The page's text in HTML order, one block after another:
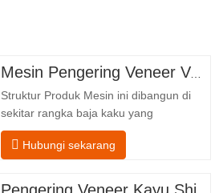
Struktur Produk Mesin ini dibangun di
sekitar rangka baja kaku yang
menopang empat zona fungsional
terintegrasi, yang diatur dalam aliran
pengeluaran. Bagian Pengumpanan–
Hubungi sekarang